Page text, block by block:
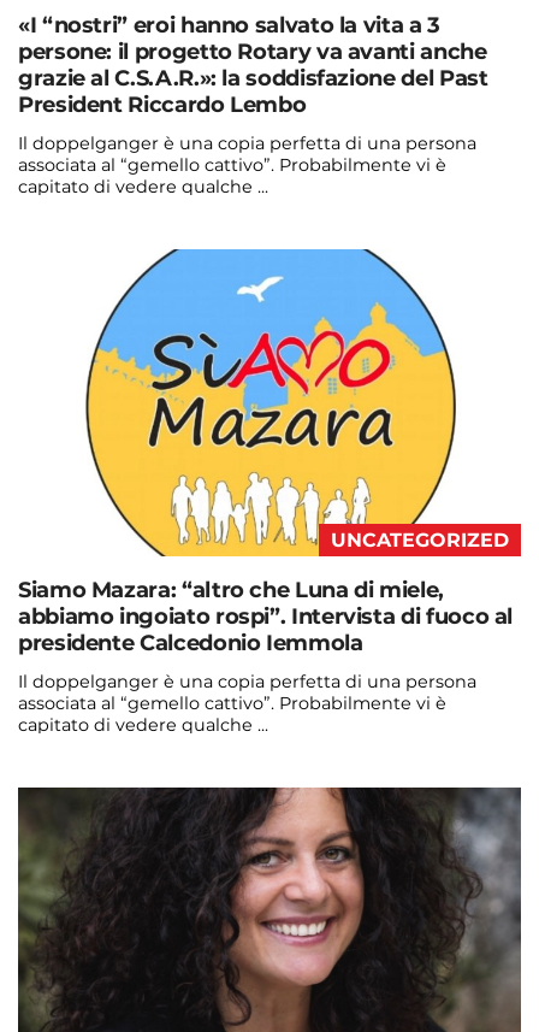
«I “nostri” eroi hanno salvato la vita a 3
persone: il progetto Rotary va avanti anche
grazie al C.S.A.R.»: la soddisfazione del Past
President Riccardo Lembo
Il doppelganger è una copia perfetta di una persona
associata al “gemello cattivo”. Probabilmente vi è
capitato di vedere qualche ...
admin@admin.com
UNCATEGORIZED
Siamo Mazara: “altro che Luna di miele,
abbiamo ingoiato rospi”. Intervista di fuoco al
presidente Calcedonio Iemmola
Il doppelganger è una copia perfetta di una persona
associata al “gemello cattivo”. Probabilmente vi è
capitato di vedere qualche ...
admin@admin.com 3 days fa